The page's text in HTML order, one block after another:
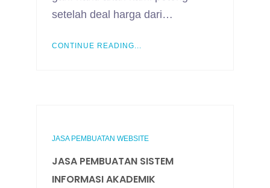
setelah deal harga dari…
CONTINUE READING...
JASA PEMBUATAN WEBSITE
JASA PEMBUATAN SISTEM
INFORMASI AKADEMIK